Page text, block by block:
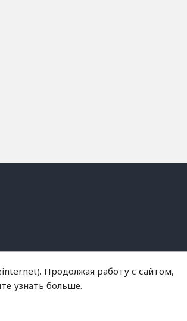
Продолжая работу с сайтом,
узнать больше.